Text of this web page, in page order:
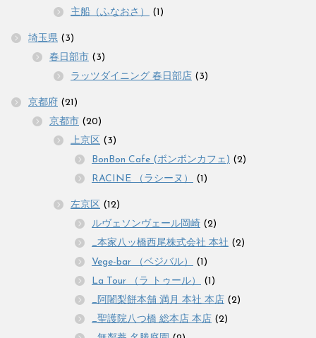
主船（ふなおさ）
(1)
埼玉県 (3)
春日部市 (3)
ラッツダイニング 春日部店 (3)
京都府 (21)
京都市 (20)
上京区 (3)
BonBon Cafe (ボンボンカフェ) (2)
RACINE （ラシーヌ）
(1)
左京区 (12)
ルヴェソンヴェール岡崎 (2)
_本家八ッ橋西尾株式会社 本社 (2)
Vege-bar （ベジバル）
(1)
La Tour （ラ トゥール）
(1)
_阿闍梨餅本舗 満月 本社 本店 (2)
_聖護院八つ橋 総本店 本店 (2)